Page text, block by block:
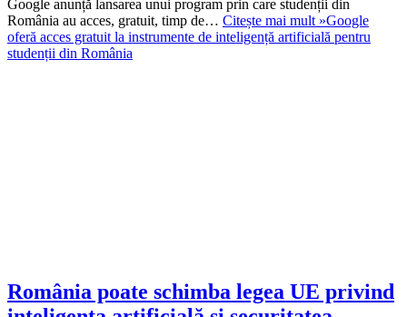
Google anunță lansarea unui program prin care studenții din
România au acces, gratuit, timp de… Citește mai mult »Google
oferă acces gratuit la instrumente de inteligență artificială pentru
studenții din România
România poate schimba legea UE privind